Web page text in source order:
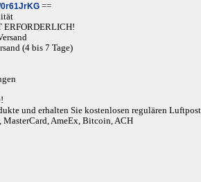
==
ERFORDERLICH!
(4 bis 7 Tage)
und erhalten Sie kostenlosen regulären
AmeEx, Bitcoin, ACH